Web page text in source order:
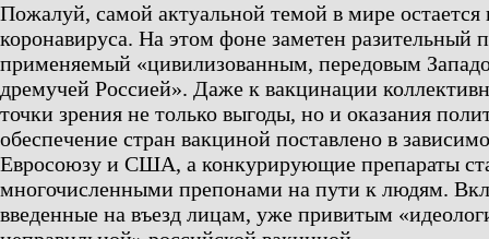
Пожалуй, самой актуальной темой в мире остается
коронавируса. На этом фоне заметен разительный
применяемый «цивилизованным, передовым
дремучей Россией». Даже к вакцинации
точки зрения не только выгоды, но и оказания
обеспечение стран вакциной поставлено в
Евросоюзу и США, а конкурирующие препараты
многочисленными препонами на пути к людям.
введенные на въезд лицам, уже привитым